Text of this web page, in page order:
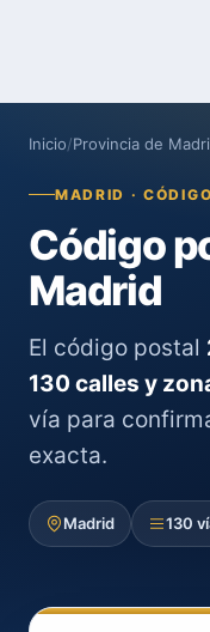
Inicio/Provincia de
MADRID ·
Código
Madrid
El código postal
130 calles y
vía para
exacta.
Madrid 130